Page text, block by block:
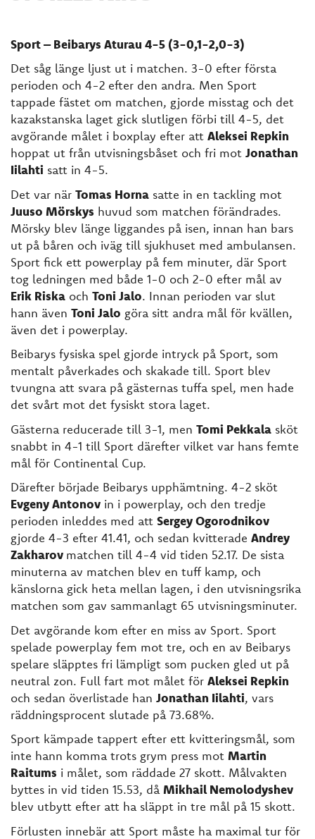
Sport – Beibarys Aturau 4-5 (3-0,1-2,0-3)
Det såg länge ljust ut i matchen. 3-0 efter första
perioden och 4-2 efter den andra. Men Sport
tappade fästet om matchen, gjorde misstag och det
kazakstanska laget gick slutligen förbi till 4-5, det
avgörande målet i boxplay efter att Aleksei Repkin
hoppat ut från utvisningsbåset och fri mot Jonathan
Iilahti satt in 4-5.
Det var när Tomas Horna satte in en tackling mot
Juuso Mörskys huvud som matchen förändrades.
Mörsky blev länge liggandes på isen, innan han bars
ut på båren och iväg till sjukhuset med ambulansen.
Sport fick ett powerplay på fem minuter, där Sport
tog ledningen med både 1-0 och 2-0 efter mål av
Erik Riska och Toni Jalo. Innan perioden var slut
hann även Toni Jalo göra sitt andra mål för kvällen,
även det i powerplay.
Beibarys fysiska spel gjorde intryck på Sport, som
mentalt påverkades och skakade till. Sport blev
tvungna att svara på gästernas tuffa spel, men hade
det svårt mot det fysiskt stora laget.
Gästerna reducerade till 3-1, men Tomi Pekkala sköt
snabbt in 4-1 till Sport därefter vilket var hans femte
mål för Continental Cup.
Därefter började Beibarys upphämtning. 4-2 sköt
Evgeny Antonov in i powerplay, och den tredje
perioden inleddes med att Sergey Ogorodnikov
gjorde 4-3 efter 41.41, och sedan kvitterade Andrey
Zakharov matchen till 4-4 vid tiden 52.17. De sista
minuterna av matchen blev en tuff kamp, och
känslorna gick heta mellan lagen, i den utvisningsrika
matchen som gav sammanlagt 65 utvisningsminuter.
Det avgörande kom efter en miss av Sport. Sport
spelade powerplay fem mot tre, och en av Beibarys
spelare släpptes fri lämpligt som pucken gled ut på
neutral zon. Full fart mot målet för Aleksei Repkin
och sedan överlistade han Jonathan Iilahti, vars
räddningsprocent slutade på 73.68%.
Sport kämpade tappert efter ett kvitteringsmål, som
inte hann komma trots grym press mot Martin
Raitums i målet, som räddade 27 skott. Målvakten
byttes in vid tiden 15.53, då Mikhail Nemolodyshev
blev utbytt efter att ha släppt in tre mål på 15 skott.
Förlusten innebär att Sport måste ha maximal tur för